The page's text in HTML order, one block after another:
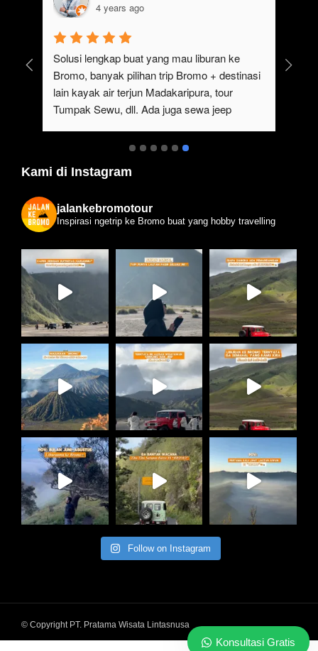
4 years ago
Solusi lengkap buat yang mau liburan ke
Bromo, banyak pilihan trip Bromo + destinasi
lain kayak air terjun Madakaripura, tour
Tumpak Sewu, dll. Ada juga sewa jeep
Kami di Instagram
jalankebromotour
Inspirasi ngetrip ke Bromo buat yang hobby travelling
Follow on Instagram
© Copyright PT. Pratama Wisata Lintasnusa
Konsultasi Gratis